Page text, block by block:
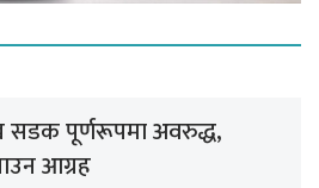
सडक पूर्णरूपमा अवरुद्ध,
आग्रह